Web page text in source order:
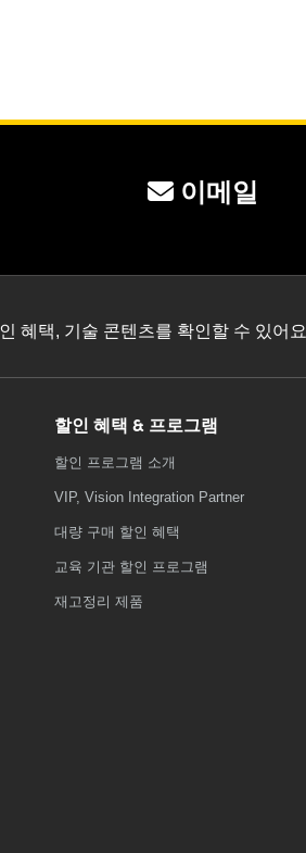
이메일
혜택, 기술 콘텐츠를 확인할 수 있어요
할인 혜택 & 프로그램
할인 프로그램 소개
VIP, Vision Integration Partner
대량 구매 할인 혜택
교육 기관 할인 프로그램
재고정리 제품